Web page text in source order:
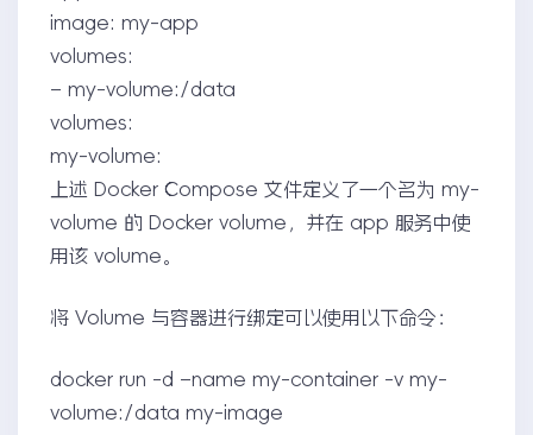
image: my-app
volumes:
– my-volume:/data
volumes:
my-volume:
上述 Docker Compose 文件定义了一个名为 my-
volume 的 Docker volume，并在 app 服务中使
用该 volume。
将 Volume 与容器进行绑定可以使用以下命令：
docker run -d –name my-container -v my-
volume:/data my-image